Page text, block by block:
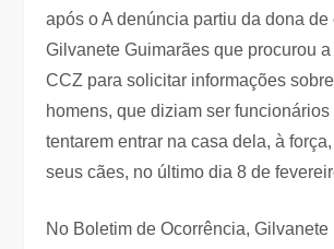
após o A denúncia partiu da dona de
Gilvanete Guimarães que procurou
CCZ para solicitar informações
homens, que diziam ser funcionários
tentarem entrar na casa dela, à
seus cães, no último dia 8 de
No Boletim de Ocorrência, Gilvanete